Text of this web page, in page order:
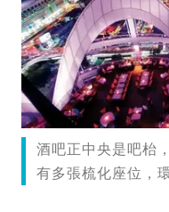
酒吧正中央是吧枱
有多張梳化座位，